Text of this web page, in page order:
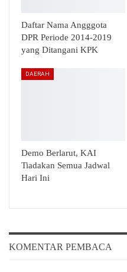
Daftar Nama Angggota
DPR Periode 2014-2019
yang Ditangani KPK
DAERAH
Demo Berlarut, KAI
Tiadakan Semua Jadwal
Hari Ini
KOMENTAR PEMBACA